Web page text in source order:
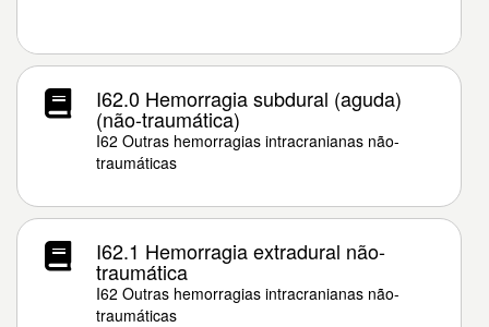
I62.0 Hemorragia subdural (aguda)
(não-traumática)
I62 Outras hemorragias intracranianas não-
traumáticas
I62.1 Hemorragia extradural não-
traumática
I62 Outras hemorragias intracranianas não-
traumáticas